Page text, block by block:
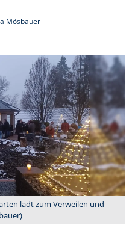
Mösbauer
lädt zum Verweilen und